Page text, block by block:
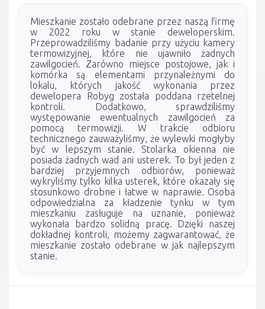
Mieszkanie zostało odebrane przez naszą firmę
w 2022 roku w stanie deweloperskim.
Przeprowadziliśmy badanie przy użyciu kamery
termowizyjnej, które nie ujawniło żadnych
zawilgocień. Zarówno miejsce postojowe, jak i
komórka są elementami przynależnymi do
lokalu, których jakość wykonania przez
dewelopera Robyg została poddana rzetelnej
kontroli. Dodatkowo, sprawdziliśmy
występowanie ewentualnych zawilgocień za
pomocą termowizji. W trakcie odbioru
technicznego zauważyliśmy, że wylewki mogłyby
być w lepszym stanie. Stolarka okienna nie
posiada żadnych wad ani usterek. To był jeden z
bardziej przyjemnych odbiorów, ponieważ
wykryliśmy tylko kilka usterek, które okazały się
stosunkowo drobne i łatwe w naprawie. Osoba
odpowiedzialna za kładzenie tynku w tym
mieszkaniu zasługuje na uznanie, ponieważ
wykonała bardzo solidną pracę. Dzięki naszej
dokładnej kontroli, możemy zagwarantować, że
mieszkanie zostało odebrane w jak najlepszym
stanie.